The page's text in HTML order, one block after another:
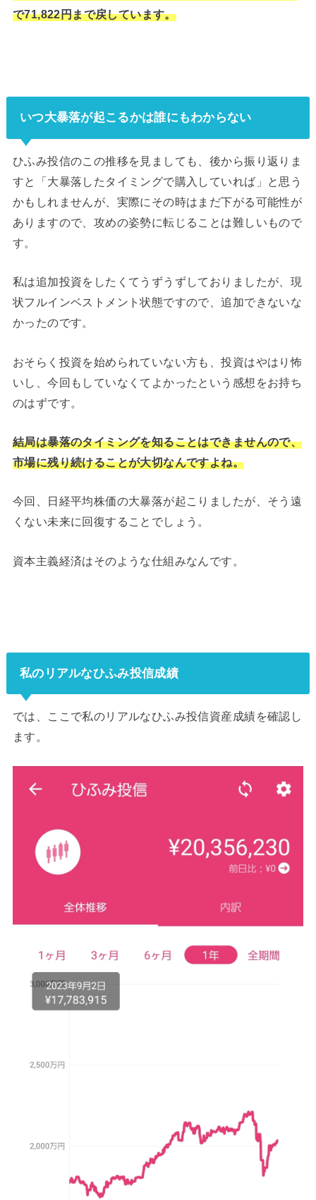
で71,822円まで戻しています。
いつ大暴落が起こるかは誰にもわからない
ひふみ投信のこの推移を見ましても、後から振り返りま
すと「大暴落したタイミングで購入していれば」と思う
かもしれませんが、実際にその時はまだ下がる可能性が
ありますので、攻めの姿勢に転じることは難しいもので
す。
私は追加投資をしたくてうずうずしておりましたが、現
状フルインベストメント状態ですので、追加できないな
かったのです。
おそらく投資を始められていない方も、投資はやはり怖
いし、今回もしていなくてよかったという感想をお持ち
のはずです。
結局は暴落のタイミングを知ることはできませんので、
市場に残り続けることが大切なんですよね。
今回、日経平均株価の大暴落が起こりましたが、そう遠
くない未来に回復することでしょう。
資本主義経済はそのような仕組みなんです。
私のリアルなひふみ投信成績
では、ここで私のリアルなひふみ投信資産成績を確認し
ます。